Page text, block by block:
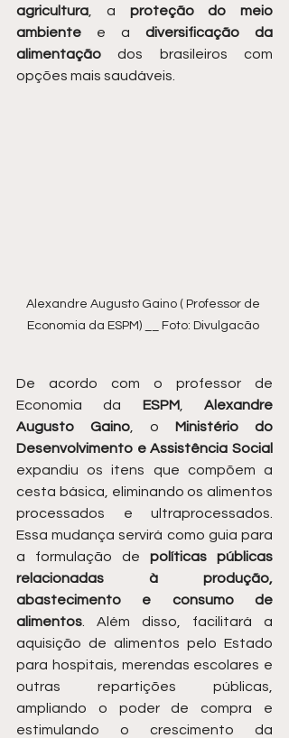
agricultura , a proteção do meio
ambiente e a diversificação da
alimentação dos brasileiros com
opções mais saudáveis.
Alexandre Augusto Gaino ( Professor de
Economia da ESPM) __ Foto: Divulgacão
De acordo com o professor de
Economia da ESPM, Alexandre
Augusto Gaino , o Ministério do
Desenvolvimento e Assistência Social
expandiu os itens que compõem a
cesta básica, eliminando os alimentos
processados e ultraprocessados.
Essa mudança servirá como guia para
a formulação de políticas públicas
relacionadas à produção,
abastecimento e consumo de
alimentos . Além disso, facilitará a
aquisição de alimentos pelo Estado
para hospitais, merendas escolares e
outras repartições públicas,
ampliando o poder de compra e
estimulando o crescimento da